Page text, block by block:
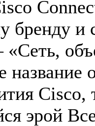
бренду
«Cеть,
Cisco,
эрой